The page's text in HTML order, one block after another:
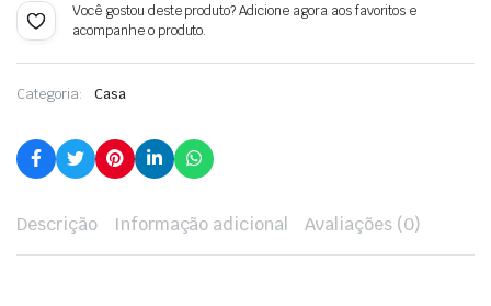
Você gostou deste produto? Adicione agora aos favoritos e
acompanhe o produto.
Categoria: Casa
Descrição Informação adicional Avaliações (0)